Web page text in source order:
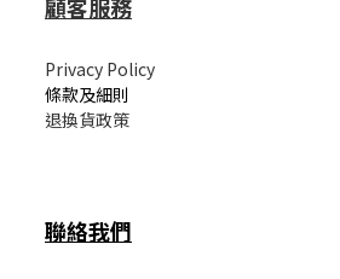
顧客服務
Privacy Policy
條款及細則
退換貨政策
聯絡我們